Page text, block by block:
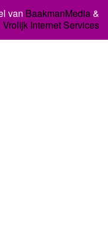
van BaakmanMedia&
Vrolijk Internet Services